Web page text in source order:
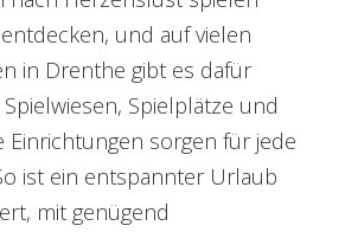
und auf vielen
in Drenthe gibt es dafür
Spielplätze und
Einrichtungen sorgen für jede
ist ein entspannter Urlaub
mit genügend